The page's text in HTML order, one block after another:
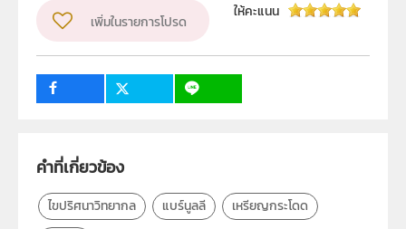
วิชา
เพิ่มในรายการโปรด
ให้คะแนน
คำที่เกี่ยวข้อง
ไขปริศนาวิทยากล แบร์นูลลี
เหรียญกระโดด